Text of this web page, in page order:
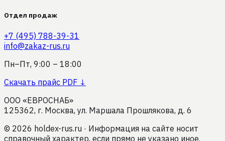
Отдел продаж
+7 (495) 788-39-31
info@zakaz-rus.ru
Пн–Пт, 9:00 – 18:00
Скачать прайс PDF ↓
ООО «ЕВРОСНАБ»
125362, г. Москва, ул. Маршала Прошлякова, д. 6
© 2026 holdex-rus.ru · Информация на сайте носит
справочный характер, если прямо не указано иное.